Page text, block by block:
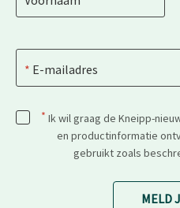
E-mailadres
* Ik wil graag de Kneipp-
en productinformatie
gebruikt zoals
MELD